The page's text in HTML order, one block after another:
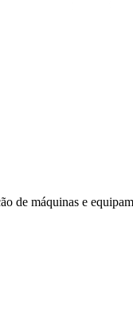
de máquinas e